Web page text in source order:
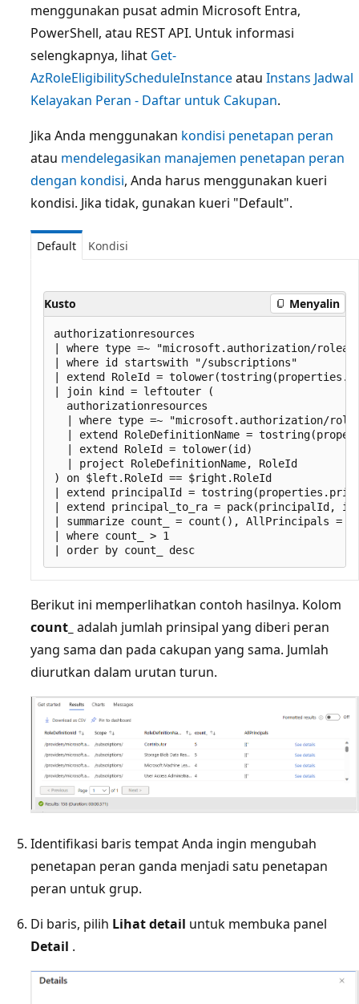
menggunakan pusat admin Microsoft Entra,
PowerShell, atau REST API. Untuk informasi
selengkapnya, lihat Get-
AzRoleEligibilityScheduleInstanceatau Instans Jadwal
Kelayakan Peran - Daftar untuk Cakupan.
Jika Anda menggunakan kondisi penetapan peran
atau mendelegasikan manajemen penetapan peran
dengan kondisi, Anda harus menggunakan kueri
kondisi. Jika tidak, gunakan kueri "Default".
Default Kondisi
Kusto Menyalin
authorizationresources
| where type =~ "microsoft.authorization/
| where id startswith "/subscriptions"
| extend RoleId =
| join kind = leftouter (
  authorizationresources
| where type =~ "microsoft.authorization/
| extend RoleDefinitionName =
  | extend RoleId = tolower(id)
  | project RoleDefinitionName, RoleId
) on $left.RoleId == $right.RoleId
| extend principalId =
| extend principal_to_ra = pack(principalId,
| summarize count_ = count(), AllPrincipals =
| where count_ > 1
Berikut ini memperlihatkan contoh hasilnya. Kolom
count_ adalah jumlah prinsipal yang diberi peran
yang sama dan pada cakupan yang sama. Jumlah
diurutkan dalam urutan turun.
Identifikasi baris tempat Anda ingin mengubah
penetapan peran ganda menjadi satu penetapan
peran untuk grup.
Di baris, pilih Lihat detail untuk membuka panel
Detail .